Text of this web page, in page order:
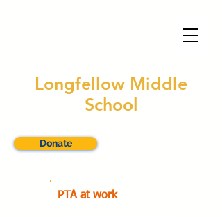
Longfellow Middle
School
Donate
PTA at work